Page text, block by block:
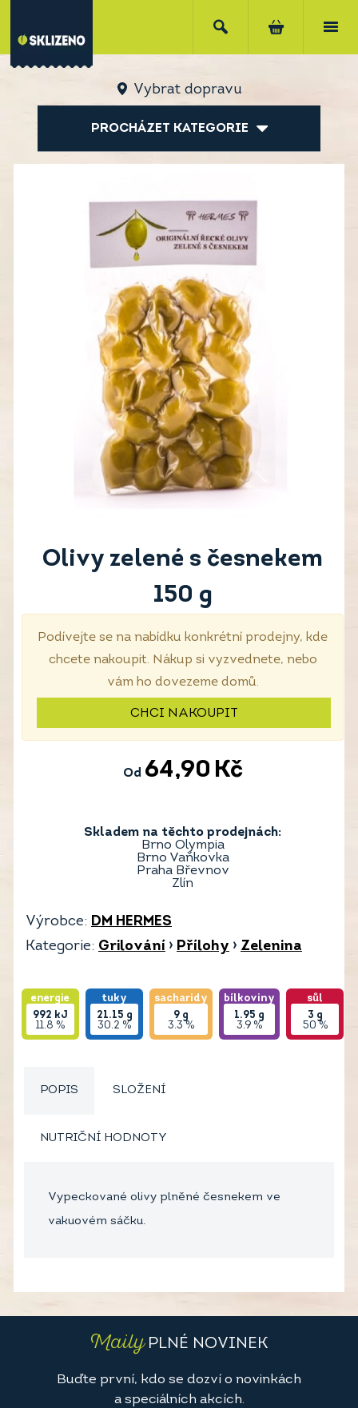
Vybrat dopravu
PROCHÁZET KATEGORIE
Olivy zelené s česnekem
150 g
Podívejte se na nabídku konkrétní prodejny, kde
chcete nakoupit. Nákup si vyzvednete, nebo
vám ho dovezeme domů.
CHCI NAKOUPIT
Od 64,90 Kč
Skladem na těchto prodejnách:
Brno Olympia
Brno Vaňkovka
Praha Břevnov
Zlín
Výrobce: DM HERMES
Kategorie: Grilování › Přílohy › Zelenina
energie
992 kJ
11.8 %
tuky
21.15 g
30.2 %
sacharidy
9 g
3.3 %
bílkoviny
1.95 g
3.9 %
sůl
3 g
50 %
POPIS SLOŽENÍ
NUTRIČNÍ HODNOTY
Vypeckované olivy plněné česnekem ve
vakuovém sáčku.
MailyPLNÉ NOVINEK
Buďte první, kdo se dozví o novinkách
a speciálních akcích.